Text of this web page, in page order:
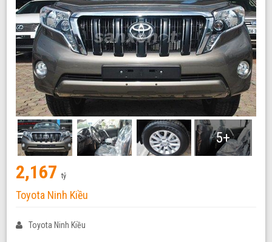
5+
2,167tỷ
Toyota Ninh Kiều
Toyota Ninh Kiều